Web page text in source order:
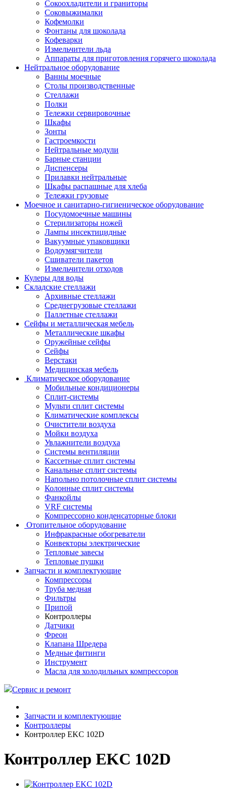
Сокоохладители и граниторы
Соковыжималки
Кофемолки
Фонтаны для шоколада
Кофеварки
Измельчители льда
Аппараты для приготовления горячего шоколада
Нейтральное оборудование
Ванны моечные
Столы производственные
Стеллажи
Полки
Тележки сервировочные
Шкафы
Зонты
Гастроемкости
Нейтральные модули
Барные станции
Диспенсеры
Прилавки нейтральные
Шкафы распашные для хлеба
Тележки грузовые
Моечное и санитарно-гигиеническое оборудование
Посудомоечные машины
Стерилизаторы ножей
Лампы инсектицидные
Вакуумные упаковщики
Водоумягчители
Сшиватели пакетов
Измельчители отходов
Кулеры для воды
Складские стеллажи
Архивные стеллажи
Среднегрузовые стеллажи
Паллетные стеллажи
Сейфы и металлическая мебель
Металлические шкафы
Оружейные сейфы
Сейфы
Верстаки
Медицинская мебель
Климатическое оборудование
Мобильные кондиционеры
Сплит-системы
Мульти сплит системы
Климатические комплексы
Очистители воздуха
Мойки воздуха
Увлажнители воздуха
Системы вентиляции
Кассетные сплит системы
Канальные сплит системы
Напольно потолочные сплит системы
Колонные сплит системы
Фанкойлы
VRF системы
Компрессорно конденсаторные блоки
Отопительное оборудование
Инфракрасные обогреватели
Конвекторы электрические
Тепловые завесы
Тепловые пушки
Запчасти и комплектующие
Компрессоры
Труба медная
Фильтры
Припой
Контроллеры
Датчики
Фреон
Клапана Шредера
Медные фитинги
Инструмент
Масла для холодильных компрессоров
Сервис и ремонт
Запчасти и комплектующие
Контроллеры
Контроллер EKC 102D
Контроллер EKC 102D